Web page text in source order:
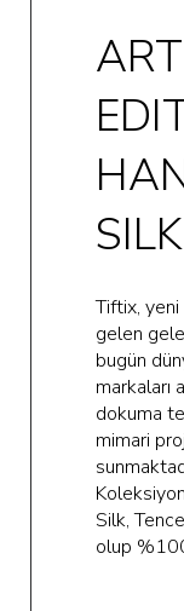
ART
Tiftix,
gelen
bugün
markaları
dokuma
mimari
Silk,
olup